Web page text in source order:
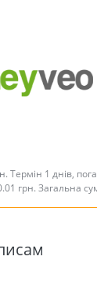
Термін 1 днів,
грн. Загальна